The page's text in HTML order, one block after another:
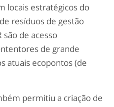
locais estratégicos do
resíduos de gestão
são de acesso
de grande
atuais ecopontos (de
permitiu a criação de